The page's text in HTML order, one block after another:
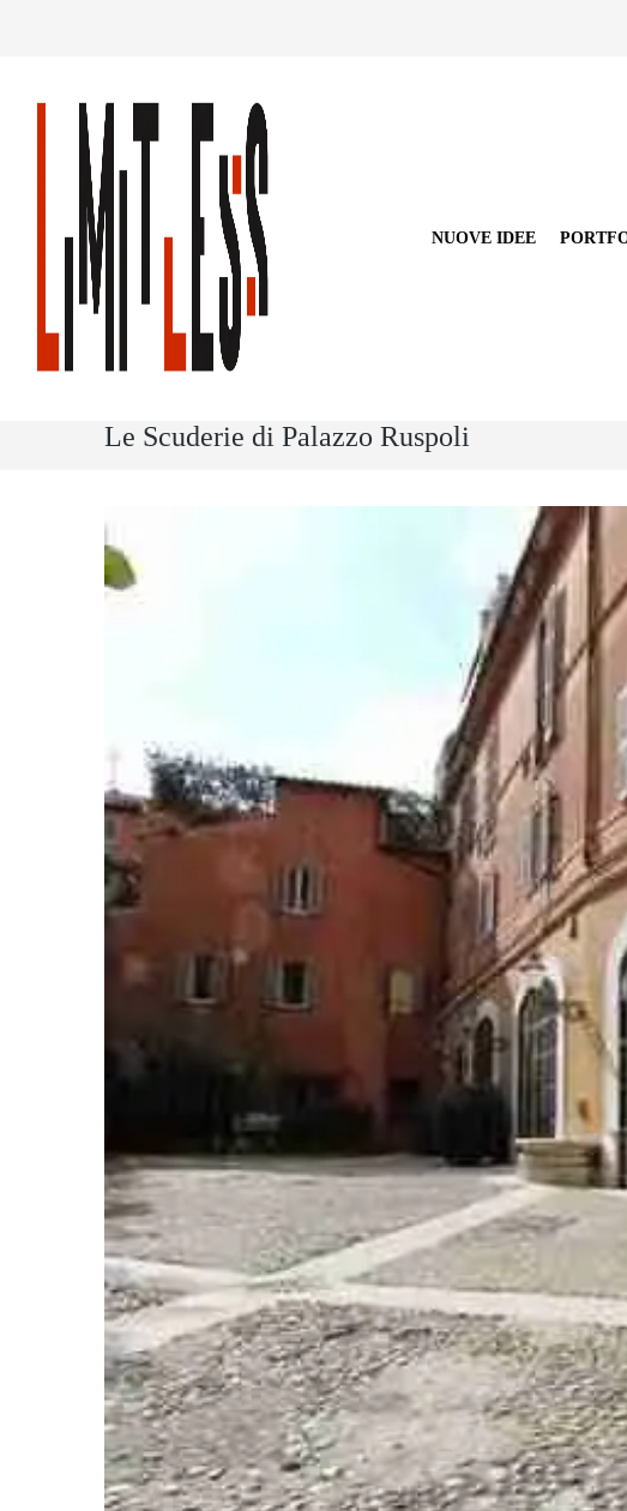
NUOVE IDEE
Le Scuderie di Palazzo Ruspoli